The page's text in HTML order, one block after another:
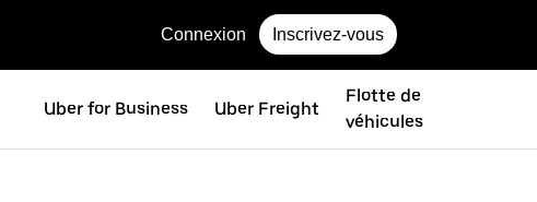
Connexion Inscrivez-vous
Uber for Business Uber Freight
Flotte de
véhicules